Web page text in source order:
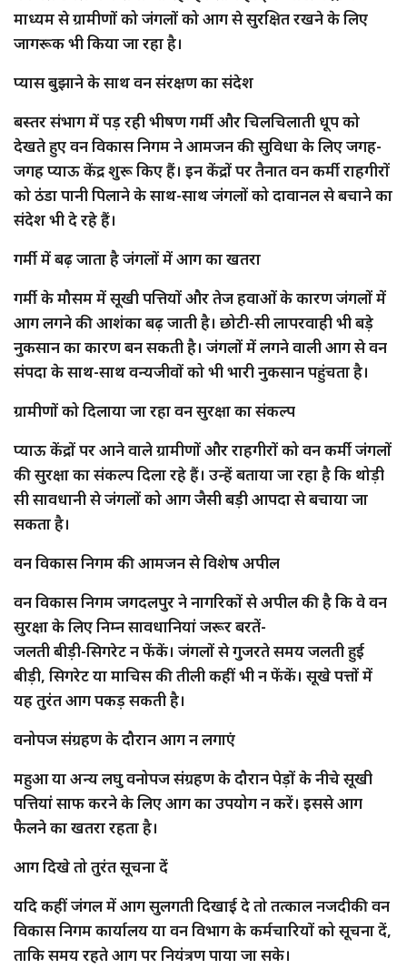
माध्यम से ग्रामीणों को जंगलों को आग से सुरक्षित रखने के लिए
जागरूक भी किया जा रहा है।
प्यास बुझाने के साथ वन संरक्षण का संदेश
बस्तर संभाग में पड़ रही भीषण गर्मी और चिलचिलाती धूप को
देखते हुए वन विकास निगम ने आमजन की सुविधा के लिए जगह-
जगह प्याऊ केंद्र शुरू किए हैं। इन केंद्रों पर तैनात वन कर्मी राहगीरों
को ठंडा पानी पिलाने के साथ-साथ जंगलों को दावानल से बचाने का
संदेश भी दे रहे हैं।
गर्मी में बढ़ जाता है जंगलों में आग का खतरा
गर्मी के मौसम में सूखी पत्तियों और तेज हवाओं के कारण जंगलों में
आग लगने की आशंका बढ़ जाती है। छोटी-सी लापरवाही भी बड़े
नुकसान का कारण बन सकती है। जंगलों में लगने वाली आग से वन
संपदा के साथ-साथ वन्यजीवों को भी भारी नुकसान पहुंचता है।
ग्रामीणों को दिलाया जा रहा वन सुरक्षा का संकल्प
प्याऊ केंद्रों पर आने वाले ग्रामीणों और राहगीरों को वन कर्मी जंगलों
की सुरक्षा का संकल्प दिला रहे हैं। उन्हें बताया जा रहा है कि थोड़ी
सी सावधानी से जंगलों को आग जैसी बड़ी आपदा से बचाया जा
सकता है।
वन विकास निगम की आमजन से विशेष अपील
वन विकास निगम जगदलपुर ने नागरिकों से अपील की है कि वे वन
सुरक्षा के लिए निम्न सावधानियां जरूर बरतें-
जलती बीड़ी-सिगरेट न फेंकें। जंगलों से गुजरते समय जलती हुई
बीड़ी, सिगरेट या माचिस की तीली कहीं भी न फेंकें। सूखे पत्तों में
यह तुरंत आग पकड़ सकती है।
वनोपज संग्रहण के दौरान आग न लगाएं
महुआ या अन्य लघु वनोपज संग्रहण के दौरान पेड़ों के नीचे सूखी
पत्तियां साफ करने के लिए आग का उपयोग न करें। इससे आग
फैलने का खतरा रहता है।
आग दिखे तो तुरंत सूचना दें
यदि कहीं जंगल में आग सुलगती दिखाई दे तो तत्काल नजदीकी वन
विकास निगम कार्यालय या वन विभाग के कर्मचारियों को सूचना दें,
ताकि समय रहते आग पर नियंत्रण पाया जा सके।